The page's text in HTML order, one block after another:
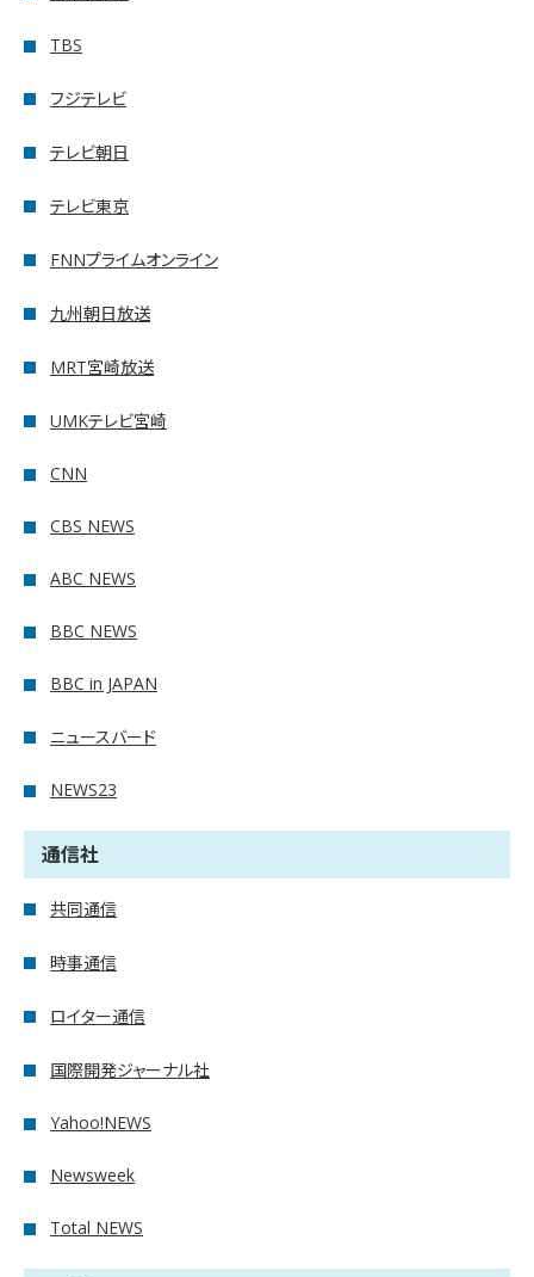
TBS
フジテレビ
テレビ朝日
テレビ東京
FNNプライムオンライン
九州朝日放送
MRT宮崎放送
UMKテレビ宮崎
CNN
CBS NEWS
ABC NEWS
BBC NEWS
BBC in JAPAN
ニュースバード
NEWS23
通信社
共同通信
時事通信
ロイター通信
国際開発ジャーナル社
Yahoo!NEWS
Newsweek
Total NEWS